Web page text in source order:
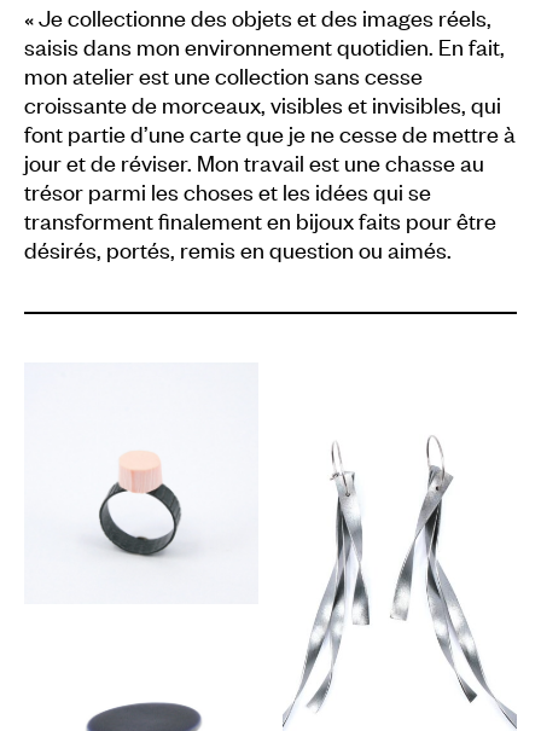
« Je collectionne des objets et des images réels,
saisis dans mon environnement quotidien. En fait,
mon atelier est une collection sans cesse
croissante de morceaux, visibles et invisibles, qui
font partie d’une carte que je ne cesse de mettre à
jour et de réviser. Mon travail est une chasse au
trésor parmi les choses et les idées qui se
transforment finalement en bijoux faits pour être
désirés, portés, remis en question ou aimés.